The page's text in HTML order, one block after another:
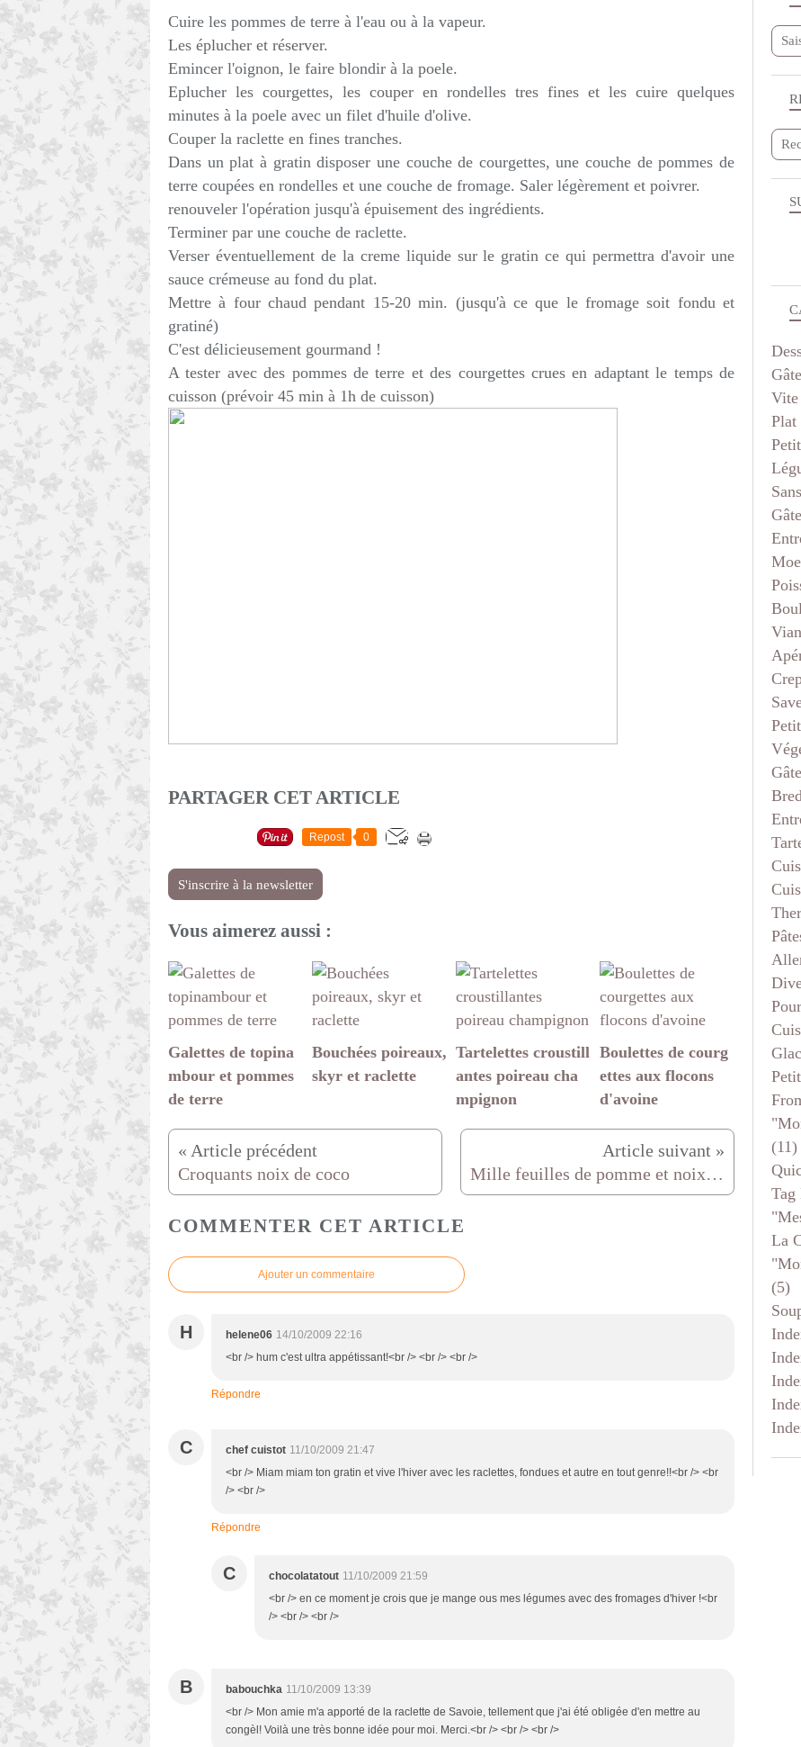
Cuire les pommes de terre à l'eau ou à la vapeur.
Les éplucher et réserver.
Emincer l'oignon, le faire blondir à la poele.
Eplucher les courgettes, les couper en rondelles tres fines et les cuire quelques
minutes à la poele avec un filet d'huile d'olive.
Couper la raclette en fines tranches.
Dans un plat à gratin disposer une couche de courgettes, une couche de pommes de
terre coupées en rondelles et une couche de fromage. Saler légèrement et poivrer.
renouveler l'opération jusqu'à épuisement des ingrédients.
Terminer par une couche de raclette.
Verser éventuellement de la creme liquide sur le gratin ce qui permettra d'avoir une
sauce crémeuse au fond du plat.
Mettre à four chaud pendant 15-20 min. (jusqu'à ce que le fromage soit fondu et
gratiné)
C'est délicieusement gourmand !
A tester avec des pommes de terre et des courgettes crues en adaptant le temps de
cuisson (prévoir 45 min à 1h de cuisson)
PARTAGER CET ARTICLE
Repost 0
S'inscrire à la newsletter
Vous aimerez aussi :
Galettes de topina
mbour et pommes
de terre
Bouchées poireaux,
skyr et raclette
Tartelettes croustill
antes poireau cha
mpignon
Boulettes de courg
ettes aux flocons
d'avoine
Croquants noix de coco Mille feuilles de pomme et noix (ou pomme au four à ma façon )
COMMENTER CET ARTICLE
Ajouter un commentaire
H helene06 14/10/2009 22:16
<br /> hum c'est ultra appétissant!<br /> <br /> <br />
Répondre
C chef cuistot 11/10/2009 21:47
<br /> Miam miam ton gratin et vive l'hiver avec les raclettes, fondues et autre en tout genre!!<br /> <br
/> <br />
Répondre
C chocolatatout 11/10/2009 21:59
<br /> en ce moment je crois que je mange ous mes légumes avec des fromages d'hiver !<br
/> <br /> <br />
B babouchka 11/10/2009 13:39
<br /> Mon amie m'a apporté de la raclette de Savoie, tellement que j'ai été obligée d'en mettre au
congèl! Voilà une très bonne idée pour moi. Merci.<br /> <br /> <br />
Plat
(11)
Tag
La
(5)